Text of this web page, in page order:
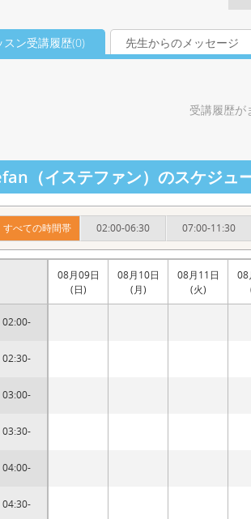
スン受講履歴(0) 先生からのメッセージ
受講履歴が
（イステファン）のスケジュ
すべての時間帯 02:00-06:30 07:00-11:30
02:00-
02:30-
03:00-
03:30-
04:00-
04:30-
08月09日
(日)
08月10日
(月)
08月11日
(火)
08